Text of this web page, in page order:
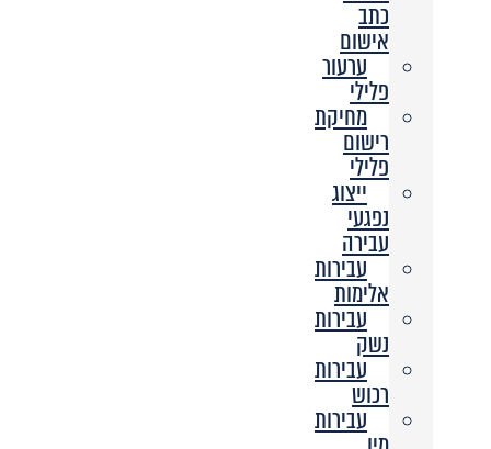
כתב
אישום
ערעור
פלילי
מחיקת
רישום
פלילי
ייצוג
נפגעי
עבירה
עבירות
אלימות
עבירות
נשק
עבירות
רכוש
עבירות